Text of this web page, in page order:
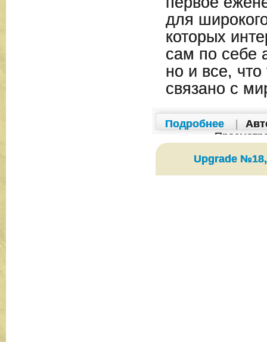
для
которых
сам по себе
но и все, что
связано с
Подробнее
Upgrade №18,